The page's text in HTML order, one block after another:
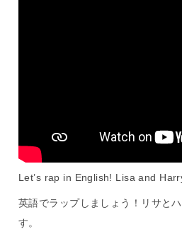
Let’s rap in English! Lisa and
英語でラップしましょう！リサと
す。